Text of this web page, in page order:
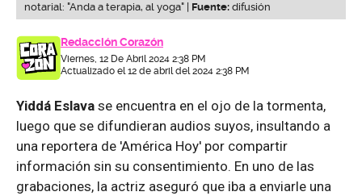
notarial: "Anda a terapia, al yoga" | Fuente: difusión
Redacción Corazón
Viernes, 12 De Abril 2024 2:38 PM
Actualizado el 12 de abril del 2024 2:38 PM
Yiddá Eslava se encuentra en el ojo de la tormenta,
luego que se difundieran audios suyos, insultando a
una reportera de 'América Hoy' por compartir
información sin su consentimiento. En uno de las
grabaciones, la actriz aseguró que iba a enviarle una